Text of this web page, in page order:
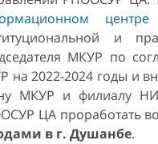
и
МКУР по
на 2022-2024 годы и
МКУР и филиалу
ЦА проработать
в г. Душанбе.